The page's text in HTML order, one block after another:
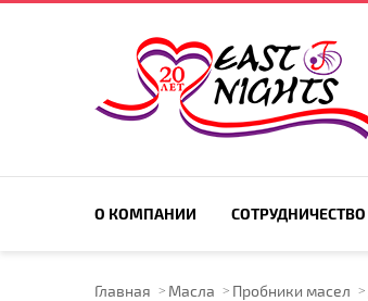
О КОМПАНИИ СОТРУДНИЧЕСТВО
ПОИСК ПО САЙТУ
Главная Масла Пробники масел